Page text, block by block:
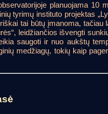
planuojama 10
tyrimų instituto projektas
tai būtų įmanoma,
leidžiančios išvengti
saugoti ir nuo aukštų
medžiagų, tokių kaip